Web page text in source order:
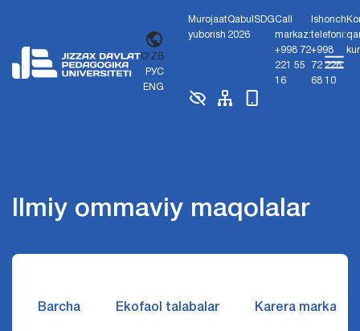
O'ZB
РУС
ENG
Murojaat
yuborish
Qabul
2026
SDGCall
markaz:
+998 72
221 55
16
Ishonch
telefoni:
+998
72 226
68 10
Ilmiy ommaviy maqolalar
Barcha Ekofaol talabalar Karera markazi